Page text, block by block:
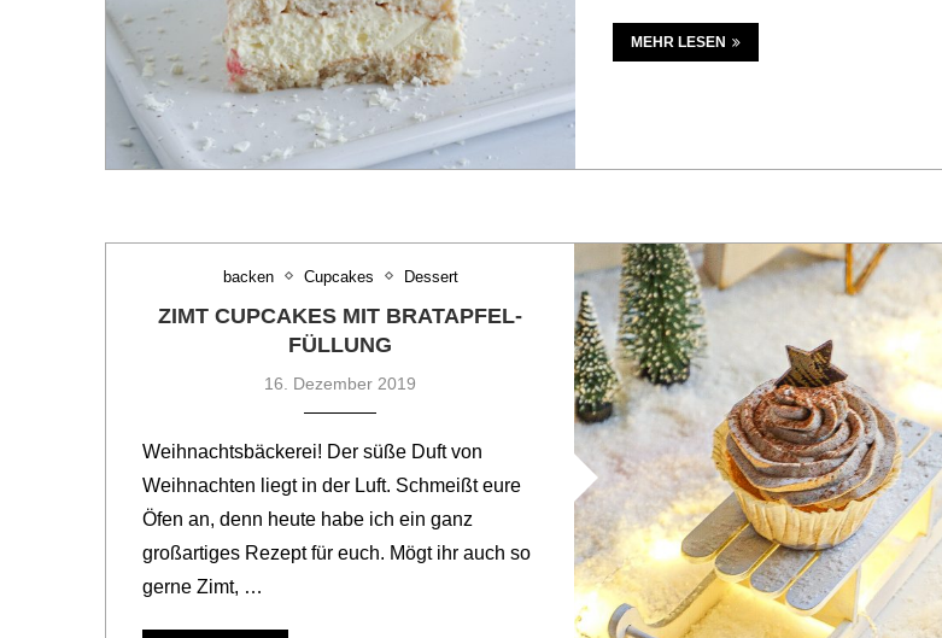
MEHR LESEN
backen Cupcakes Dessert
ZIMT CUPCAKES MIT BRATAPFEL-
FÜLLUNG
16. Dezember 2019
Weihnachtsbäckerei! Der süße Duft von
Weihnachten liegt in der Luft. Schmeißt eure
Öfen an, denn heute habe ich ein ganz
großartiges Rezept für euch. Mögt ihr auch so
gerne Zimt, …